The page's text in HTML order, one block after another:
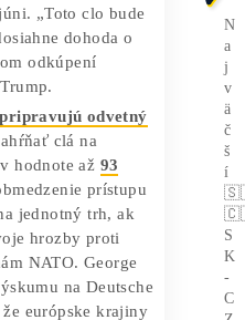
plán kúpiť alebo inak
nad Grónskom.
a dopad na trhy
Truth Social
Nórsko, Švédsko,
Spojené
a Fínsko čelia
februára, ktoré má
v júni. „Toto clo bude